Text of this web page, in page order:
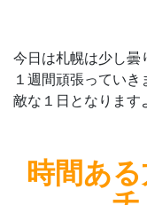
今日は札幌は少し曇
１週間頑張ってい
敵な１日となります
時間あ